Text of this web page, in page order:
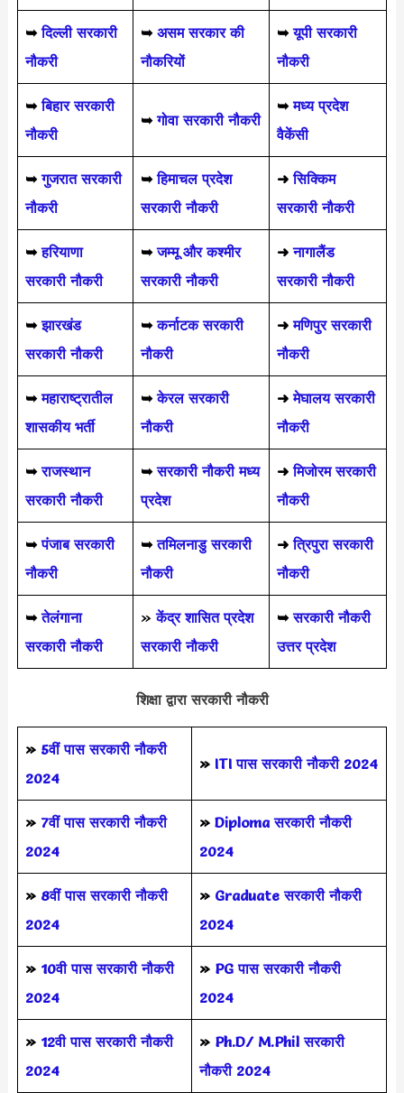
➥ दिल्ली सरकारी
नौकरी
➥ असम सरकार की
नौकरियों
➥ यूपी सरकारी
नौकरी
➥बिहार सरकारी
नौकरी
➥गोवा सरकारी नौकरी
➥ मध्य प्रदेश
वैकेंसी
➥ गुजरात सरकारी
नौकरी
➥हिमाचल प्रदेश
सरकारी नौकरी
➜ सिक्किम
सरकारी नौकरी
➥हरियाणा
सरकारी नौकरी
➥जम्मू और कश्मीर
सरकारी नौकरी
➜ नागालैंड
सरकारी नौकरी
➥ झारखंड
सरकारी नौकरी
➥ कर्नाटक सरकारी
नौकरी
➜ मणिपुर सरकारी
नौकरी
➥ महाराष्ट्रातील
शासकीय भर्ती
➥ केरल सरकारी
नौकरी
➜ मेघालय सरकारी
नौकरी
➥ राजस्थान
सरकारी नौकरी
➥सरकारी नौकरी मध्य
प्रदेश
➜मिजोरम सरकारी
नौकरी
➥ पंजाब सरकारी
नौकरी
➥ तमिलनाडु सरकारी
नौकरी
➜ त्रिपुरा सरकारी
नौकरी
➥तेलंगाना
सरकारी नौकरी
»केंद्र शासित प्रदेश
सरकारी नौकरी
➥ सरकारी नौकरी
उत्तर प्रदेश
शिक्षा द्वारा सरकारी नौकरी
» 5वीं पास सरकारी नौकरी
2024
» ITI पास सरकारी नौकरी 2024
» 7वीं पास सरकारी नौकरी
2024
» Diploma सरकारी नौकरी
2024
» 8वीं पास सरकारी नौकरी
2024
» Graduate सरकारी नौकरी
2024
» 10वी पास सरकारी नौकरी
2024
» PG पास सरकारी नौकरी
2024
» 12वी पास सरकारी नौकरी
2024
» Ph.D/ M.Phil सरकारी
नौकरी 2024